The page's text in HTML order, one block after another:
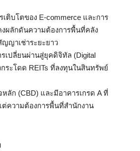
เติบโตของ E-commerce และการ
งผลักดันความต้องการพื้นที่คลัง
ญาเช่าระยะยาว
เปลี่ยนผ่านสู่ยุคดิจิทัล (Digital
ระโดด REITs ที่ลงทุนในสินทรัพย์
ลัก (CBD) และมีอาคารเกรด A ที่
ความต้องการพื้นที่สำนักงาน